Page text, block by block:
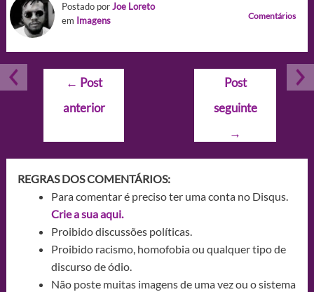
Postado porJoe Loreto
em Imagens Comentários
Navegação
Post
← Post
anterior
Post
seguinte
→
REGRAS DOS COMENTÁRIOS:
Para comentar é preciso ter uma conta no Disqus.
Crie a sua aqui.
Proibido discussões políticas.
Proibido racismo, homofobia ou qualquer tipo de
discurso de ódio.
Não poste muitas imagens de uma vez ou o sistema